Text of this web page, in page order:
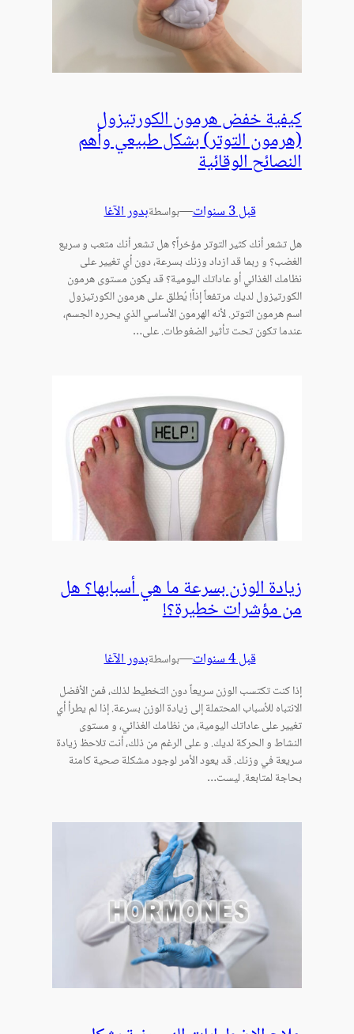
كيفية خفض هرمون الكورتيزول
(هرمون التوتر) بشكل طبيعي وأهم
النصائح الوقائية
قبل 3 سنوات —بواسطةبدور الآغا
هل تشعر أنك كثير التوتر مؤخراً؟ هل تشعر أنك متعب و سريع
الغضب؟ و ربما قد ازداد وزنك بسرعة، دون أي تغيير على
نظامك الغذائي أو عاداتك اليومية؟ قد يكون مستوى هرمون
الكورتيزول لديك مرتفعاً إذاً! يُطلق على هرمون الكورتيزول
اسم هرمون التوتر. لأنه الهرمون الأساسي الذي يحرره الجسم،
عندما تكون تحت تأثير الضغوطات. على…
زيادة الوزن بسرعة ما هي أسبابها؟ هل
من مؤشرات خطيرة؟!
قبل 4 سنوات —بواسطةبدور الآغا
إذا كنت تكتسب الوزن سريعاً دون التخطيط لذلك، فمن الأفضل
الانتباه للأسباب المحتملة إلى زيادة الوزن بسرعة. إذا لم يطرأ أي
تغيير على عاداتك اليومية، من نظامك الغذائي، و مستوى
النشاط و الحركة لديك. و على الرغم من ذلك، أنت تلاحظ زيادة
سريعة في وزنك. قد يعود الأمر لوجود مشكلة صحية كامنة
بحاجة لمتابعة. ليست…